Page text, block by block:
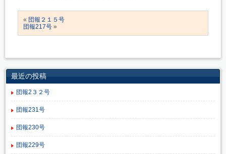
« 団報２１５号
団報217号 »
最近の投稿
団報2３２号
団報231号
団報230号
団報229号